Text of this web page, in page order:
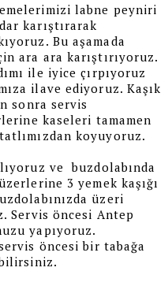
labne peyniri
karıştırarak
Bu aşamada
ara ara karıştırıyoruz.
ile iyice çırpıyoruz
ilave ediyoruz. Kaşık
sonra servis
kaseleri tamamen
koyuyoruz.
ve buzdolabında
3 yemek kaşığı
üzeri
Servis öncesi Antep
yapıyoruz.
öncesi bir tabağa